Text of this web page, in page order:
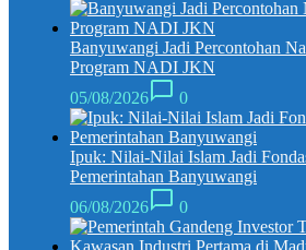
Banyuwangi Jadi Percontohan
Program NADI JKN
05/08/2026
0
Ipuk: Nilai-Nilai Islam Jadi
Pemerintahan Banyuwangi
06/08/2026
0